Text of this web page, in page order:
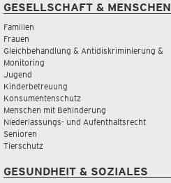
GESELLSCHAFT & MENSCHEN
Familien
Frauen
Gleichbehandlung & Antidiskriminierung &
Monitoring
Jugend
Kinderbetreuung
Konsumentenschutz
Menschen mit Behinderung
Niederlassungs- und Aufenthaltsrecht
Senioren
Tierschutz
GESUNDHEIT & SOZIALES